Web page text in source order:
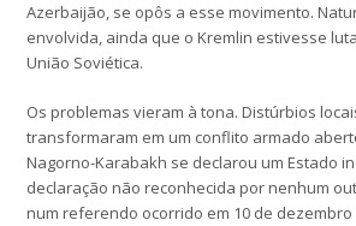
Azerbaijão, se opôs a esse movimento.
envolvida, ainda que o Kremlin estivesse
União Soviética.
Os problemas vieram à tona. Distúrbios
transformaram em um conflito armado
Nagorno-Karabakh se declarou um Estado
declaração não reconhecida por nenhum
num referendo ocorrido em 10 de dezembro